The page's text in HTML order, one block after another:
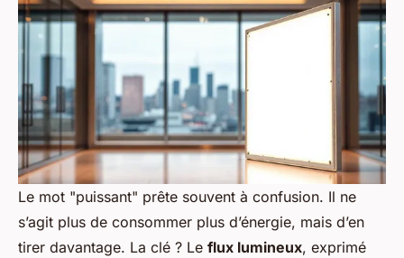
Le mot "puissant" prête souvent à confusion. Il ne
s’agit plus de consommer plus d’énergie, mais d’en
tirer davantage. La clé ? Le flux lumineux, exprimé